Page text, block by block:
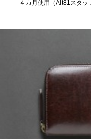
４カ月使用（Alt81スタッ